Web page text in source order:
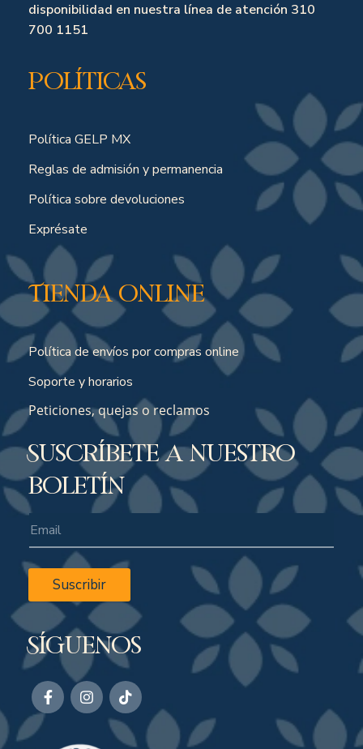
disponibilidad en nuestra línea de atención 310
700 1151
Políticas
Política GELP MX
Reglas de admisión y permanencia
Política sobre devoluciones
Exprésate
Tienda online
Política de envíos por compras online
Soporte y horarios
Peticiones, quejas o reclamos
Suscríbete a nuestro
boletín
Suscribir
Síguenos